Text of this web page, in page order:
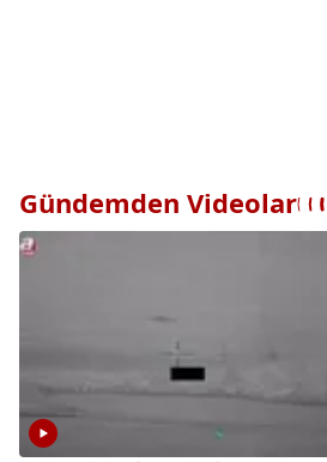
Gündemden Videolar